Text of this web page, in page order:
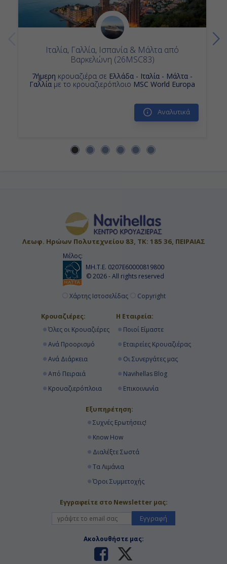
Ιταλία, Γαλλία, Ισπανία & Μάλτα από
Βαρκελώνη (26MSC83)
7ήμερη κρουαζιέρα σε Ελλάδα - Ιταλία - Μάλτα -
Γαλλία με το κρουαζιερόπλοιο MSC World Europa
Αναλυτικά
Λεωφ. Ηρώων Πολυτεχνείου 83, ΤΚ: 185 36, ΠΕΙΡΑΙΑΣ
Μέλος:
ΜΗ.Τ.Ε. 0207Ε60000819800
© 2026 - All rights reserved
Χάρτης Ιστοσελίδας Copyright
Κρουαζιέρες:
Όλες οι Κρουαζιέρες
Ανά Προορισμό
Ανά Διάρκεια
Από Πειραιά
Κρουαζιερόπλοια
Η Εταιρεία:
Ποιοί Είμαστε
Εταιρείες Κρουαζιέρας
Οι Συνεργάτες μας
Navihellas Blog
Επικοινωνία
Εξυπηρέτηση:
Συχνές Ερωτήσεις!
Know How
Διαλέξτε Σωστά
Τα Λιμάνια
Όροι Συμμετοχής
Εγγραφείτε στο Newsletter μας:
Εγγραφή
Ακολουθήστε μας: